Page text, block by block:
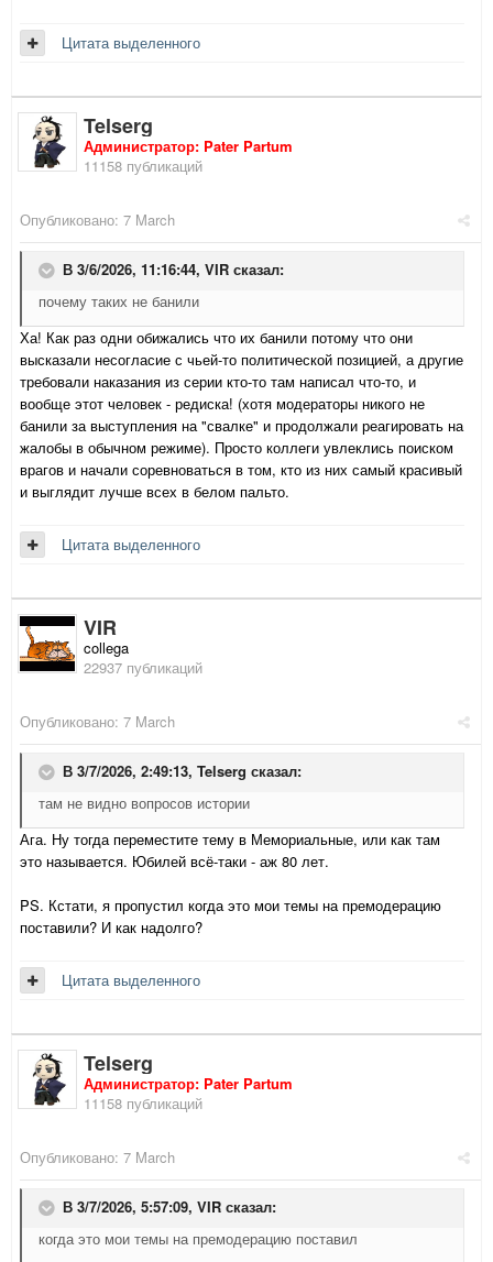
Цитата выделенного
Telserg
Администратор: Pater Partum
11158 публикаций
Опубликовано: 7 March
В 3/6/2026, 11:16:44, VIR сказал:
почему таких не банили
Ха! Как раз одни обижались что их банили потому что они
высказали несогласие с чьей-то политической позицией, а другие
требовали наказания из серии кто-то там написал что-то, и
вообще этот человек - редиска! (хотя модераторы никого не
банили за выступления на "свалке" и продолжали реагировать на
жалобы в обычном режиме). Просто коллеги увлеклись поиском
врагов и начали соревноваться в том, кто из них самый красивый
и выглядит лучше всех в белом пальто.
Цитата выделенного
VIR
collega
22937 публикаций
Опубликовано: 7 March
В 3/7/2026, 2:49:13, Telserg сказал:
там не видно вопросов истории
Ага. Ну тогда переместите тему в Мемориальные, или как там
это называется. Юбилей всё-таки - аж 80 лет.
PS. Кстати, я пропустил когда это мои темы на премодерацию
поставили? И как надолго?
Цитата выделенного
Telserg
Администратор: Pater Partum
11158 публикаций
Опубликовано: 7 March
В 3/7/2026, 5:57:09, VIR сказал:
когда это мои темы на премодерацию поставил